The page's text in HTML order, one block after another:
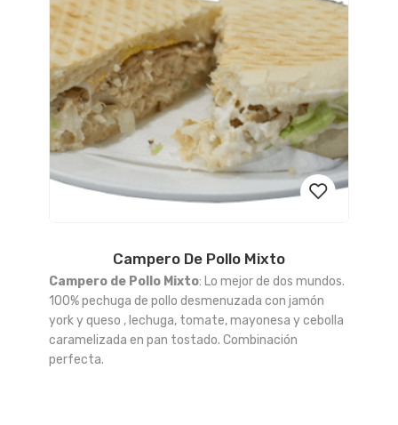
a la
Campero De Pollo Mixto
Campero de Pollo Mixto: Lo mejor de dos mundos.
100% pechuga de pollo desmenuzada con jamón
york y queso , lechuga, tomate, mayonesa y cebolla
caramelizada en pan tostado. Combinación
perfecta.